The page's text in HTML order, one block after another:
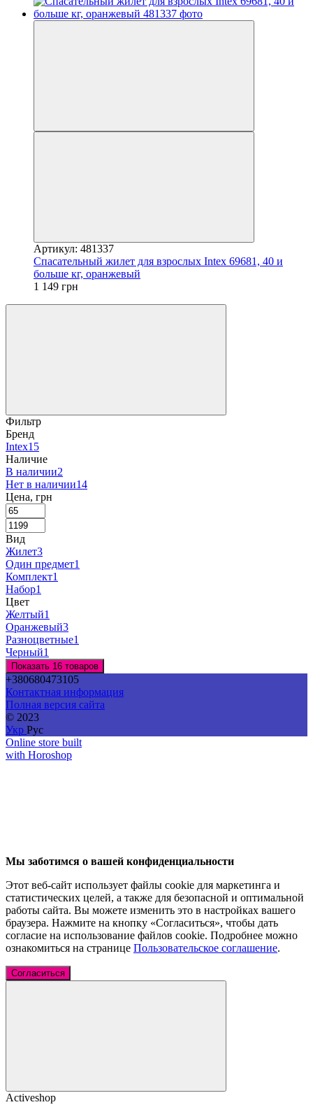
Артикул: 481337
Спасательный жилет для взрослых Intex 69681, 40 и
больше кг, оранжевый
1 149 грн
Фильтр
Бренд
Intex15
Наличие
В наличии2
Нет в наличии14
Цена, грн
Вид
Жилет3
Один предмет1
Комплект1
Набор1
Цвет
Желтый1
Оранжевый3
Разноцветные1
Черный1
Показать 16 товаров
+380680473105
Контактная информация
Полная версия сайта
© 2023
Укр Рус
Online store built
with Horoshop
Мы заботимся о вашей конфиденциальности
Этот веб-сайт использует файлы cookie для маркетинга и
статистических целей, а также для безопасной и оптимальной
работы сайта. Вы можете изменить это в настройках вашего
браузера. Нажмите на кнопку «Согласиться», чтобы дать
согласие на использование файлов cookie. Подробнее можно
ознакомиться на странице Пользовательское соглашение.
Согласиться
Activeshop